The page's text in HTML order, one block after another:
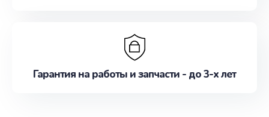
Гарантия на работы и запчасти - до 3-х лет